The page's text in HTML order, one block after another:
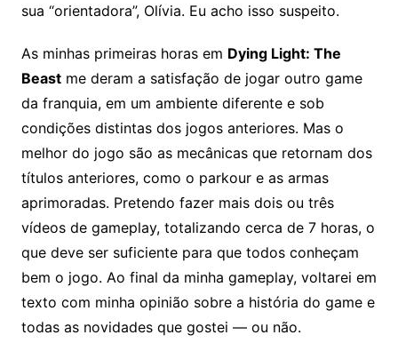
sua “orientadora”, Olívia. Eu acho isso suspeito.
As minhas primeiras horas em Dying Light: The
Beastme deram a satisfação de jogar outro game
da franquia, em um ambiente diferente e sob
condições distintas dos jogos anteriores. Mas o
melhor do jogo são as mecânicas que retornam dos
títulos anteriores, como o parkour e as armas
aprimoradas. Pretendo fazer mais dois ou três
vídeos de gameplay, totalizando cerca de 7 horas, o
que deve ser suficiente para que todos conheçam
bem o jogo. Ao final da minha gameplay, voltarei em
texto com minha opinião sobre a história do game e
todas as novidades que gostei — ou não.